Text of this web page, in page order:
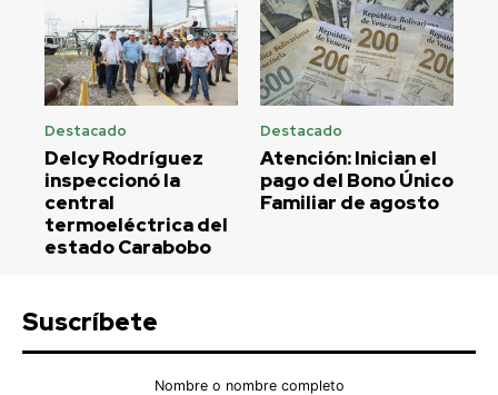
Destacado
Delcy Rodríguez
inspeccionó la
central
termoeléctrica del
estado Carabobo
Destacado
Atención: Inician el
pago del Bono Único
Familiar de agosto
Suscríbete
Nombre o nombre completo